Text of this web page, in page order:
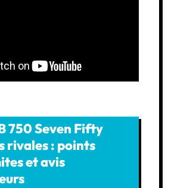
750 Seven Fifty
rivales : points
et avis